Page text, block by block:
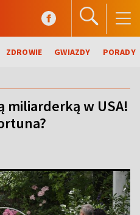
ZDROWIE GWIAZDY PORADY
miliarderką w USA!